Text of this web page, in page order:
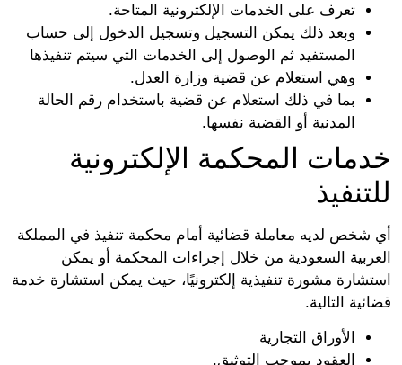
تعرف على الخدمات الإلكترونية المتاحة.
وبعد ذلك يمكن التسجيل وتسجيل الدخول إلى حساب
المستفيد ثم الوصول إلى الخدمات التي سيتم تنفيذها
وهي استعلام عن قضية وزارة العدل.
بما في ذلك استعلام عن قضية باستخدام رقم الحالة
المدنية أو القضية نفسها.
خدمات المحكمة الإلكترونية
للتنفيذ
أي شخص لديه معاملة قضائية أمام محكمة تنفيذ في المملكة
العربية السعودية من خلال إجراءات المحكمة أو يمكن
استشارة مشورة تنفيذية إلكترونيًا، حيث يمكن استشارة خدمة
قضائية التالية.
الأوراق التجارية
العقود بموجب التوثيق.